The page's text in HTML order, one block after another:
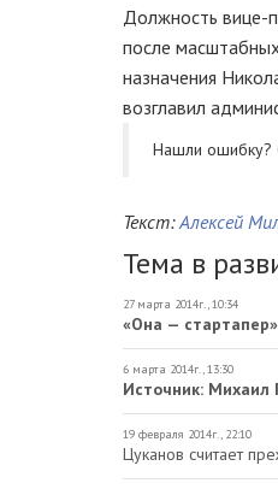
Должность вице-
после
назначения
возглавил
Нашли ошибку?
Текст:Алексей
Тема в
27 марта 2014г., 10:34
«Она —
6 марта 2014г., 13:30
Источник: Михаил
19 февраля 2014г., 22:10
Цуканов считает